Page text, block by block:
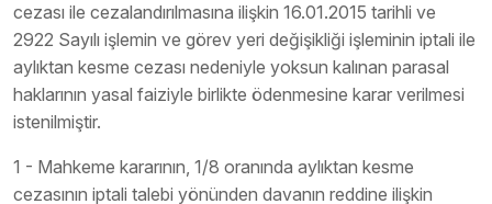
cezası ile cezalandırılmasına ilişkin 16.01.2015 tarihli ve
2922 Sayılı işlemin ve görev yeri değişikliği işleminin iptali ile
aylıktan kesme cezası nedeniyle yoksun kalınan parasal
haklarının yasal faiziyle birlikte ödenmesine karar verilmesi
istenilmiştir.
1 - Mahkeme kararının, 1/8 oranında aylıktan kesme
cezasının iptali talebi yönünden davanın reddine ilişkin